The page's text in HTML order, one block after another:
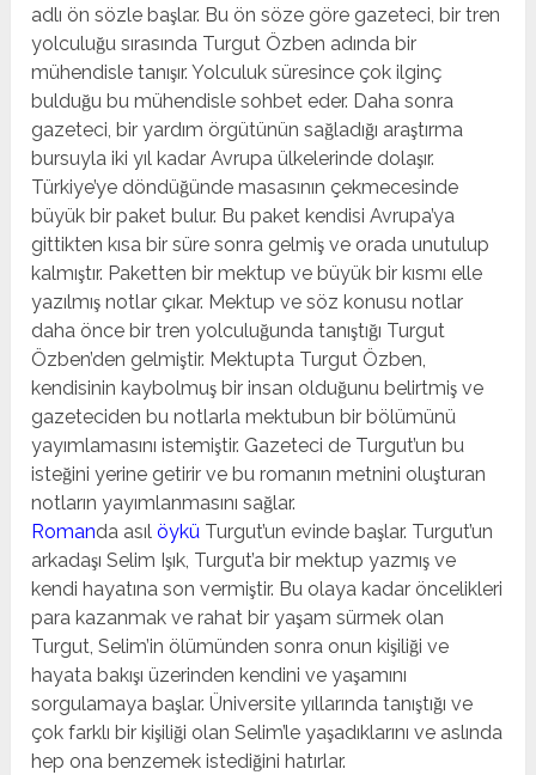
adlı ön sözle başlar. Bu ön söze göre gazeteci, bir tren
yolculuğu sırasında Turgut Özben adında bir
mühendisle tanışır. Yolculuk süresince çok ilginç
bulduğu bu mühendisle sohbet eder. Daha sonra
gazeteci, bir yardım örgütünün sağladığı araştırma
bursuyla iki yıl kadar Avrupa ülkelerinde dolaşır.
Türkiye’ye döndüğünde masasının çekmecesinde
büyük bir paket bulur. Bu paket kendisi Avrupa’ya
gittikten kısa bir süre sonra gelmiş ve orada unutulup
kalmıştır. Paketten bir mektup ve büyük bir kısmı elle
yazılmış notlar çıkar. Mektup ve söz konusu notlar
daha önce bir tren yolculuğunda tanıştığı Turgut
Özben’den gelmiştir. Mektupta Turgut Özben,
kendisinin kaybolmuş bir insan olduğunu belirtmiş ve
gazeteciden bu notlarla mektubun bir bölümünü
yayımlamasını istemiştir. Gazeteci de Turgut’un bu
isteğini yerine getirir ve bu romanın metnini oluşturan
notların yayımlanmasını sağlar.
Romanda asılöykü Turgut’un evinde başlar. Turgut’un
arkadaşı Selim Işık, Turgut’a bir mektup yazmış ve
kendi hayatına son vermiştir. Bu olaya kadar öncelikleri
para kazanmak ve rahat bir yaşam sürmek olan
Turgut, Selim’in ölümünden sonra onun kişiliği ve
hayata bakışı üzerinden kendini ve yaşamını
sorgulamaya başlar. Üniversite yıllarında tanıştığı ve
çok farklı bir kişiliği olan Selim’le yaşadıklarını ve aslında
hep ona benzemek istediğini hatırlar.